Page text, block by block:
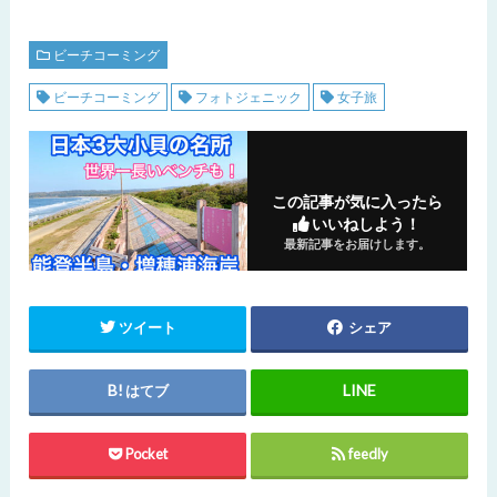
ビーチコーミング
ビーチコーミング フォトジェニック 女子旅
この記事が気に入ったら
いいねしよう！
最新記事をお届けします。
ツイート シェア
はてブ
Pocket feedly